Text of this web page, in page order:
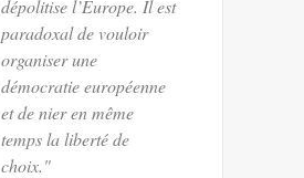
dépolitise l’Europe. Il est
paradoxal de vouloir
organiser une
démocratie européenne
et de nier en même
temps la liberté de
choix."